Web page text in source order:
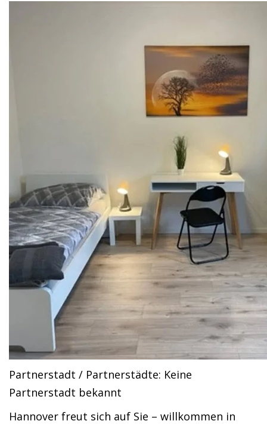
Partnerstadt / Partnerstädte: Keine
Partnerstadt bekannt
Hannover freut sich auf Sie – willkommen in